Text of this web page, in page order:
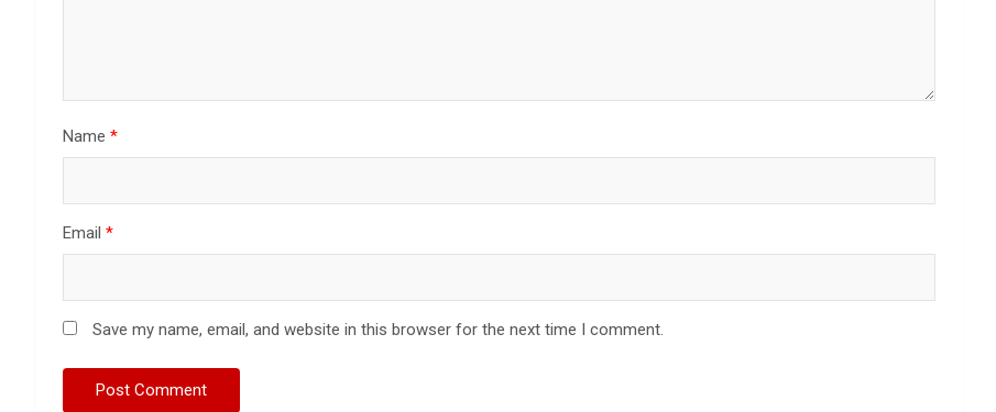
Name *
Email *
Save my name, email, and website in this browser for the next time I comment.